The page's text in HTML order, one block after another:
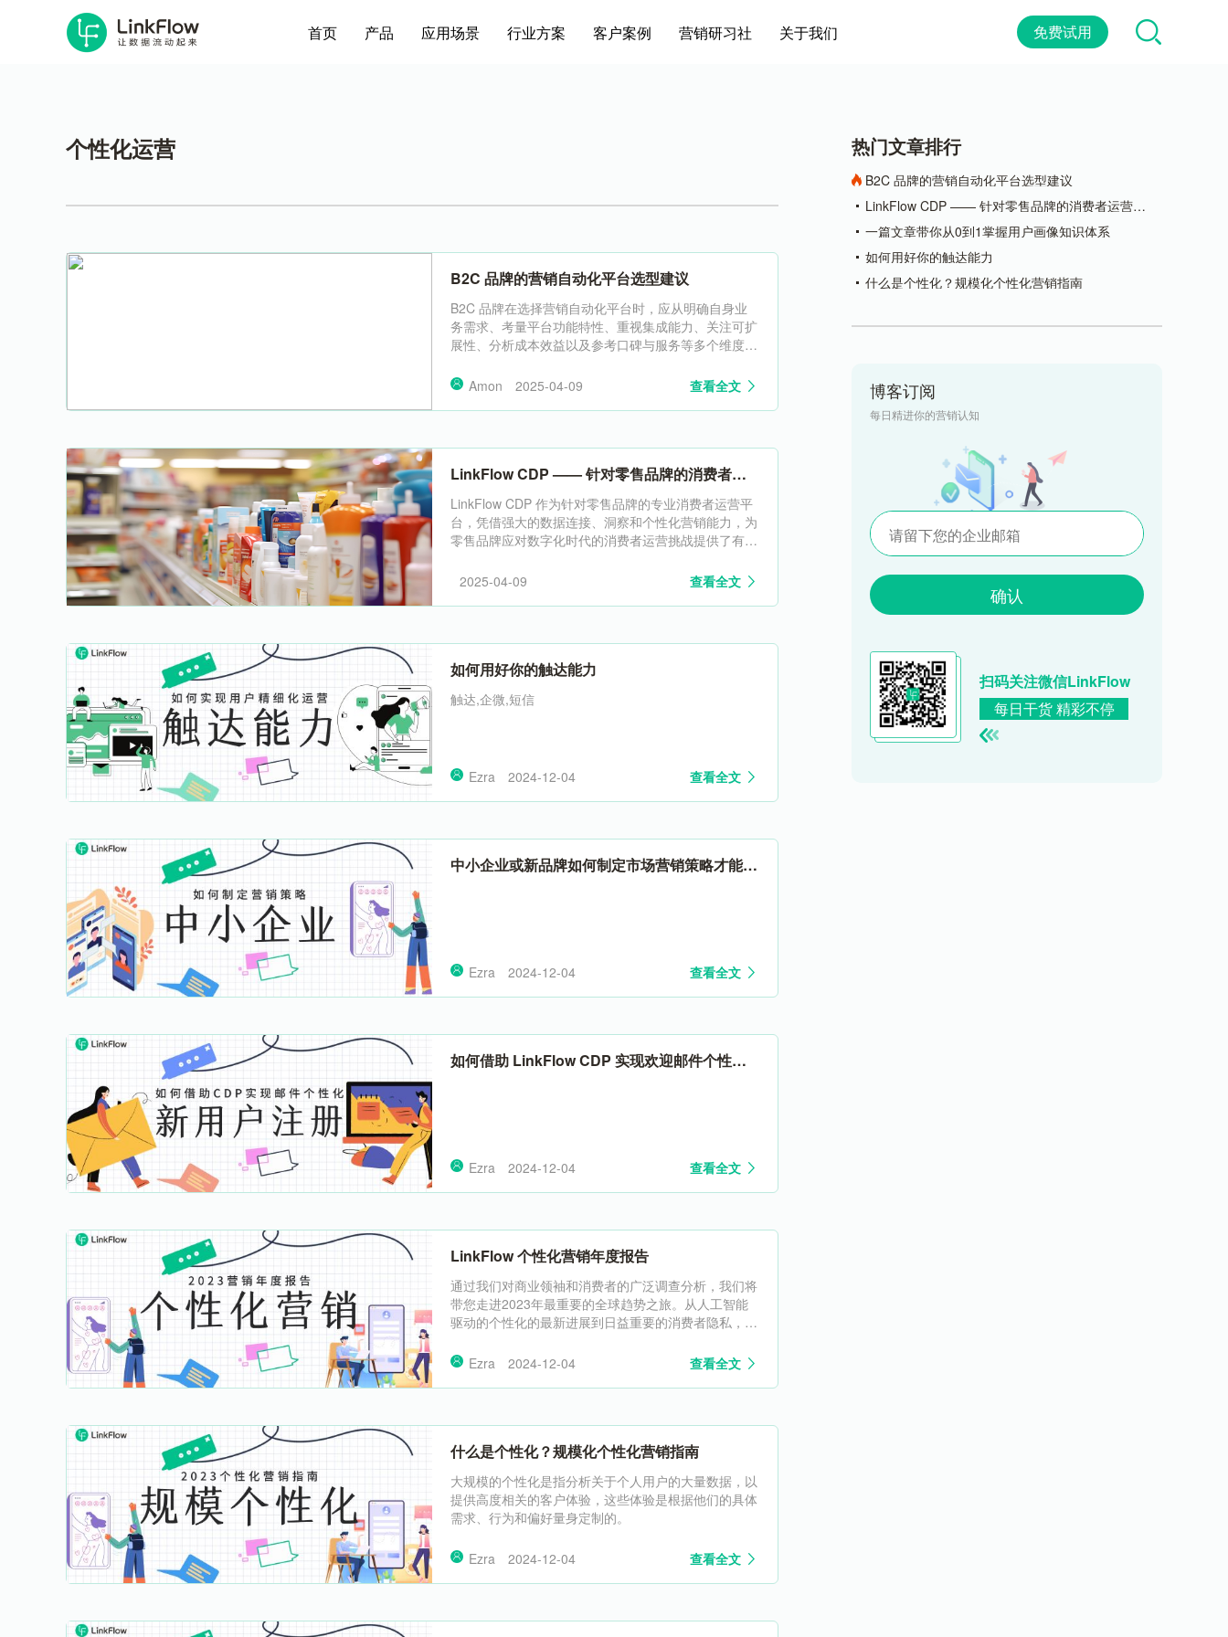
首页 产品 应用场景 行业方案 客户案例 营销研习社 关于我们 免费试用
个性化运营
B2C 品牌的营销自动化平台选型建议
B2C 品牌在选择营销自动化平台时，应从明确自身业
务需求、考量平台功能特性、重视集成能力、关注可扩
展性、分析成本效益以及参考口碑与服务等多个维度进
的卓越表现，无疑是 B2C 品牌实现营销自动化、提升
Amon 2025-04-09 查看全文
LinkFlow CDP —— 针对零售品牌的消费者运
LinkFlow CDP 作为针对零售品牌的专业消费者运营平
台，凭借强大的数据连接、洞察和个性化营销能力，为
零售品牌应对数字化时代的消费者运营挑战提供了有效
户生命周期价值和优化客户体验等方面的应用，帮助零
2025-04-09 查看全文
如何用好你的触达能力
触达,企微,短信
Ezra 2024-12-04 查看全文
中小企业或新品牌如何制定市场营销策略才能获
得巨大成功
Ezra 2024-12-04 查看全文
如何借助 LinkFlow CDP 实现欢迎邮件个性
化，从而提高新用户注册率
Ezra 2024-12-04 查看全文
LinkFlow 个性化营销年度报告
通过我们对商业领袖和消费者的广泛调查分析，我们将
带您走进2023年最重要的全球趋势之旅。从人工智能
驱动的个性化的最新进展到日益重要的消费者隐私，我
更深层次的联系。
Ezra 2024-12-04 查看全文
什么是个性化？规模化个性化营销指南
大规模的个性化是指分析关于个人用户的大量数据，以
提供高度相关的客户体验，这些体验是根据他们的具体
需求、行为和偏好量身定制的。
Ezra 2024-12-04 查看全文
热门文章排行
B2C 品牌的营销自动化平台选型建议
LinkFlow CDP —— 针对零售品牌的消费者运营平
一篇文章带你从0到1掌握用户画像知识体系
如何用好你的触达能力
什么是个性化？规模化个性化营销指南
博客订阅
每日精进你的营销认知
确认
扫码关注微信LinkFlow
每日干货 精彩不停